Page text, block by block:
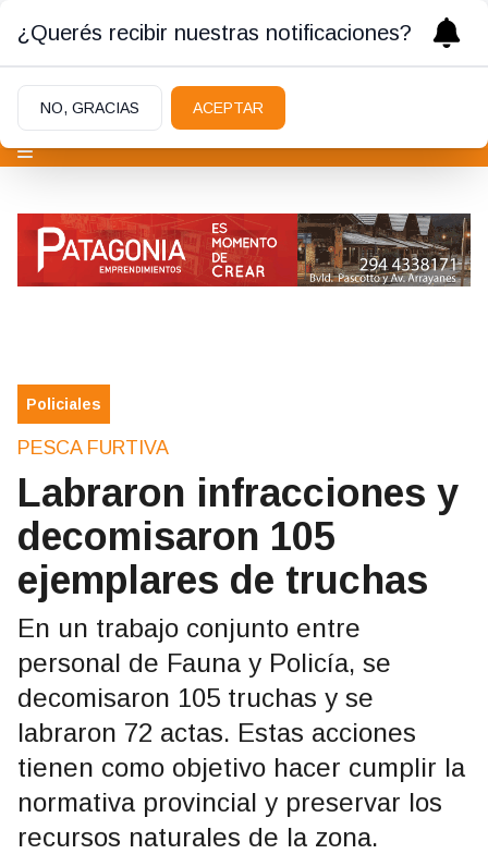
Policiales
PESCA FURTIVA
Labraron infracciones y
decomisaron 105
ejemplares de truchas
En un trabajo conjunto entre
personal de Fauna y Policía, se
decomisaron 105 truchas y se
labraron 72 actas. Estas acciones
tienen como objetivo hacer cumplir la
normativa provincial y preservar los
recursos naturales de la zona.
¿Querés recibir nuestras notificaciones?
NO, GRACIAS ACEPTAR